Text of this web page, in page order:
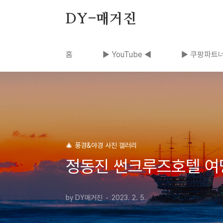
DY-매거진
홈 ▶ YouTube ◀ ▶ 쿠팡파트
🎄 풍경&야경 사진 갤러리
정동진 썬크루즈호텔 여
by DY매거진 2023. 2. 5.